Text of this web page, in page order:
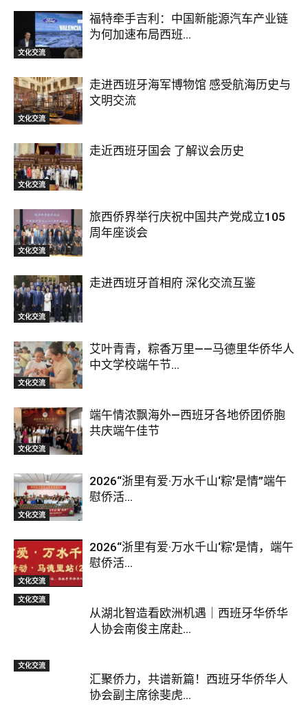
文化交流
福特牵手吉利：中国新能源汽车产业链
为何加速布局西班...
文化交流
走进西班牙海军博物馆 感受航海历史与
文明交流
文化交流
走近西班牙国会 了解议会历史
文化交流
旅西侨界举行庆祝中国共产党成立105
周年座谈会
文化交流
走进西班牙首相府 深化交流互鉴
文化交流
艾叶青青，粽香万里——马德里华侨华人
中文学校端午节...
文化交流
端午情浓飘海外—西班牙各地侨团侨胞
共庆端午佳节
文化交流
2026“浙里有爱·万水千山‘粽’是情”端午
慰侨活...
文化交流
2026“浙里有爱·万水千山‘粽’是情，端午
慰侨活...
文化交流
从湖北智造看欧洲机遇｜西班牙华侨华
人协会南俊主席赴...
文化交流
汇聚侨力，共谱新篇！西班牙华侨华人
协会副主席徐斐虎...